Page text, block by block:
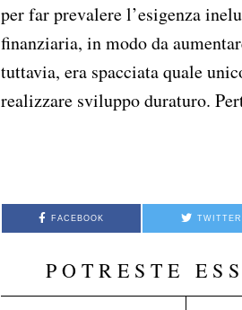
per far prevalere l’esigenza
finanziaria, in modo da
tuttavia, era spacciata quale
realizzare sviluppo duraturo.
FACEBOOK TWITTER
POTRESTE